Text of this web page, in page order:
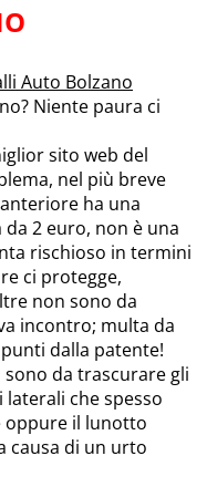
Niente paura ci
sito web del
nel più breve
ha una
2 euro, non è una
rischioso in termini
ci protegge,
non sono da
incontro; multa da
dalla patente!
da trascurare gli
che spesso
oppure il lunotto
causa di un urto